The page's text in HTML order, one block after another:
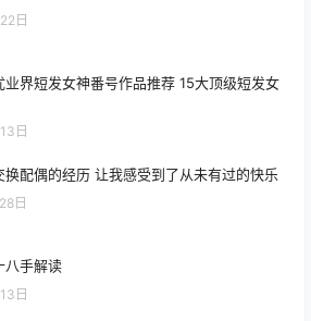
日
业界短发女神番号作品推荐 15大顶级短发女
日
换配偶的经历 让我感受到了从未有过的快乐
日
八手解读
日